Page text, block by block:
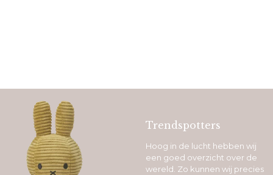
Trendspotters
Hoog in de lucht hebben wij
een goed overzicht over de
wereld. Zo kunnen wij precies